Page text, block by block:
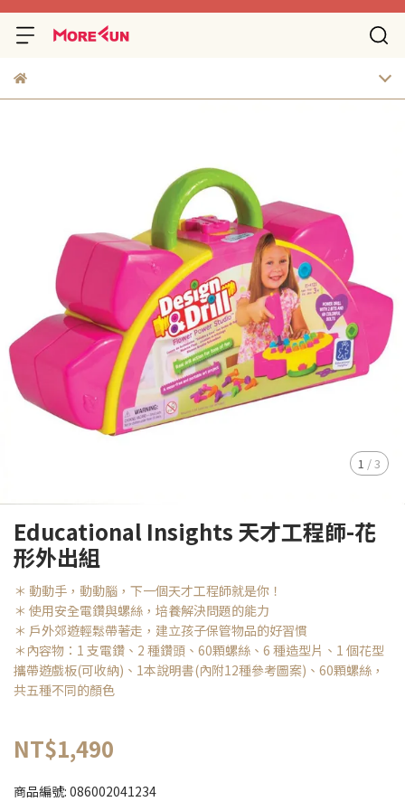
1 /3
Educational Insights 天才工程師-花
形外出組
＊ 動動手，動動腦，下一個天才工程師就是你！
＊ 使用安全電鑽與螺絲，培養解決問題的能力
＊ 戶外郊遊輕鬆帶著走，建立孩子保管物品的好習慣
＊內容物：1 支電鑽、2 種鑽頭、60顆螺絲、6 種造型片、1 個花型
攜帶遊戲板(可收納)、1本說明書(內附12種參考圖案)、60顆螺絲，
共五種不同的顏色
NT$1,490
商品編號: 086002041234